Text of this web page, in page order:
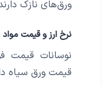
ورق‌های نازک
نرخ ارز و قیمت مواد
نوسانات قیمت
قیمت ورق سیاه